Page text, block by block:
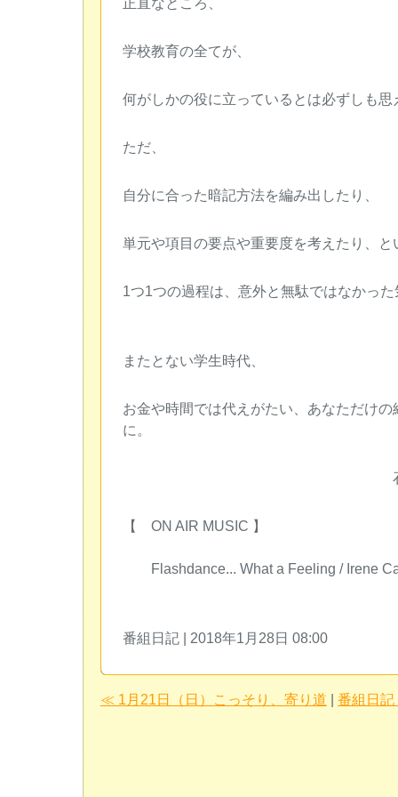
学校教育の全てが、
何がしかの役に立っているとは必ずしも
ただ、
自分に合った暗記方法を編み出したり、
単元や項目の要点や重要度を考えたり、と
1つ1つの過程は、意外と無駄ではなかっ
またとない学生時代、
お金や時間では代えがたい、あなただけ
に。
石川真
【 ON AIR MUSIC 】
Flashdance... What a Feeling / Irene
番組日記 | 2018年1月28日 08:00
≪ 1月21日（日）こっそり、寄り道 | 番組日記